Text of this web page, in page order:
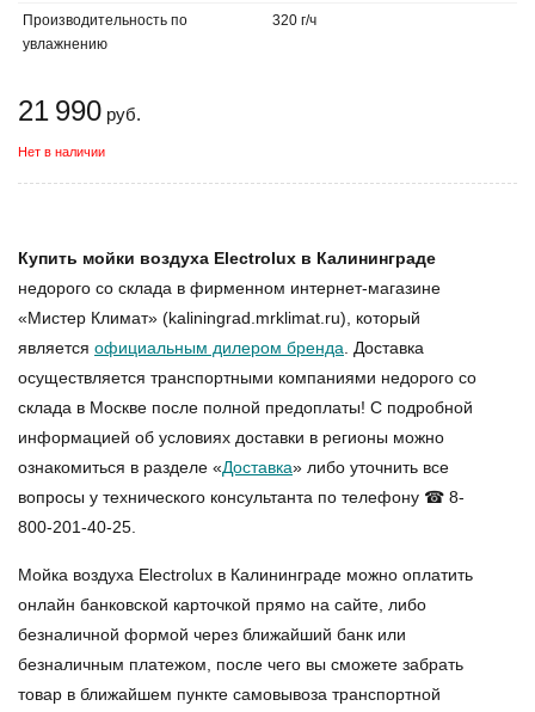
Производительность по
увлажнению
320 г/ч
21 990 руб.
Нет в наличии
Купить мойки воздуха Electrolux в Калининграде
недорого со склада в фирменном интернет-магазине
«Мистер Климат» (kaliningrad.mrklimat.ru), который
является официальным дилером бренда . Доставка
осуществляется транспортными компаниями недорого со
склада в Москве после полной предоплаты! С подробной
информацией об условиях доставки в регионы можно
ознакомиться в разделе «Доставка» либо уточнить все
вопросы у технического консультанта по телефону ☎ 8-
800-201-40-25.
Мойка воздуха Electrolux в Калининграде можно оплатить
онлайн банковской карточкой прямо на сайте, либо
безналичной формой через ближайший банк или
безналичным платежом, после чего вы сможете забрать
товар в ближайшем пункте самовывоза транспортной